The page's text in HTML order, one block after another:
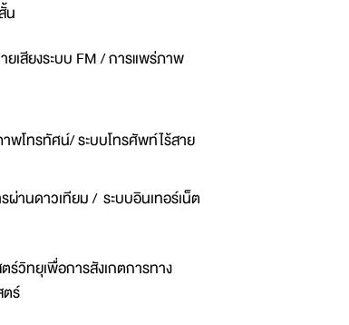
น
ยเสียงระบบ FM / การแพร่ภาพ
พโทรทัศน์/ ระบบโทรศัพท์ไร้สาย
ผ่านดาวเทียม / ระบบอินเทอร์เน็ต
ร์วิทยุเพื่อการสังเกตการทาง
ร์